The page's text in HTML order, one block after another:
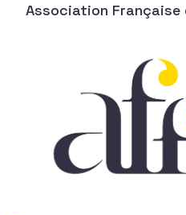
Association Française